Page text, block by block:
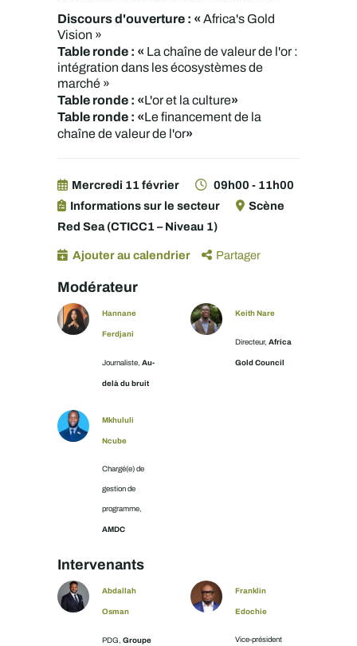
Discours d'ouverture : «Africa's Gold
Vision »
Table ronde : «La chaîne de valeur de l'or :
intégration dans les écosystèmes de
marché »
Table ronde : «L'or et la culture»
Table ronde : «Le financement de la
chaîne de valeur de l'or»
Mercredi 11 février
09h00 - 11h00
Informations sur le secteur
Scène
Red Sea (CTICC1 – Niveau 1)
Ajouter au calendrier
Partager
Modérateur
Hannane
Ferdjani
Journaliste, Au-
delà du bruit
Keith Nare
Directeur, Africa
Gold Council
Mkhululi
Ncube
Chargé(e) de
gestion de
programme,
AMDC
Intervenants
Abdallah
Osman
PDG, Groupe
Franklin
Edochie
Vice-président